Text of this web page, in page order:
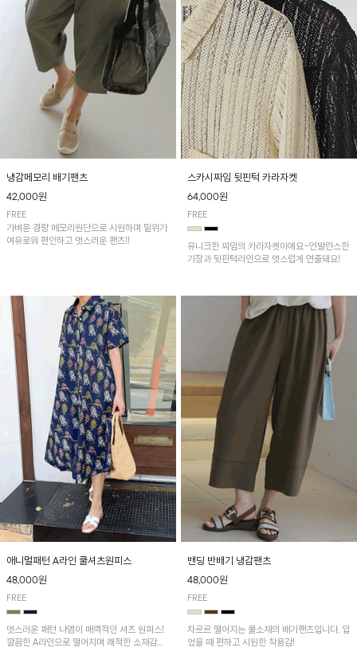
냉감메모리 배기팬츠
42,000원
FREE
가벼운 경량 메모리원단으로 시원하며 밑위가
여유로워 편안하고 멋스러운 팬츠!!
스카시짜임 뒷핀턱 카라자켓
64,000원
FREE
유니크한 짜임의 카라자켓이에요~언발란스한
기장과 뒷핀턱라인으로 멋스럽게 연출돼요!
애니멀패턴 A라인 쿨셔츠원피스
48,000원
FREE
멋스러운 패턴 나염이 매력적인 셔츠 원피스!
깔끔한 A라인으로 떨어지며 쾌적한 소재감으
밴딩 반배기 냉감팬츠
48,000원
FREE
차르르 떨어지는 쿨소재의 배기팬츠입니다. 입
었을 때 편하고 시원한 착용감!